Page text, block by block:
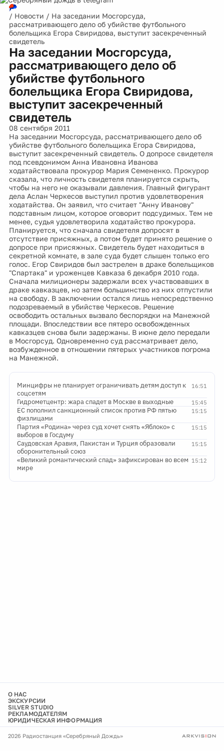
/ Новости / На заседании Мосгорсуда,
рассматривающего дело об убийстве футбольного
болельщика Егора Свиридова, выступит засекреченный
свидетель
На заседании Мосгорсуда,
рассматривающего дело об
убийстве футбольного
болельщика Егора Свиридова,
выступит засекреченный
свидетель
08 сентября 2011
На заседании Мосгорсуда, рассматривающего дело об
убийстве футбольного болельщика Егора Свиридова,
выступит засекреченный свидетель. О допросе свидетеля
под псевдонимом Анна Ивановна Иванова
ходатайствовала прокурор Мария Семененко. Прокурор
сказала, что личность свидетеля планируется скрыть,
чтобы на него не оказывали давления. Главный фигурант
дела Аслан Черкесов выступил против удовлетворения
ходатайства. Он заявил, что считает "Анну Иванову"
подставным лицом, которое оговорит подсудимых. Тем не
менее, судья удовлетворила ходатайство прокурора.
Планируется, что сначала свидетеля допросят в
отсутствие присяжных, а потом будет принято решение о
допросе при присяжных. Свидетель будет находиться в
секретной комнате, в зале суда будет слышен только его
голос. Егор Свиридов был застрелен в драке болельщиков
"Спартака" и уроженцев Кавказа 6 декабря 2010 года.
Сначала милиционеры задержали всех участвовавших в
драке кавказцев, но затем большинство из них отпустили
на свободу. В заключении остался лишь непосредственно
подозреваемый в убийстве Черкесов. Решение
освободить остальных вызвало беспорядки на Манежной
площади. Впоследствии все пятеро освобожденных
кавказцев снова были задержаны. В июне дело передали
в Мосгорсуд. Одновременно суд рассматривает дело,
возбужденное в отношении пятерых участников погрома
на Манежной.
16:51
Минцифры не планирует ограничивать детям доступ к
соцсетям
15:45
Гидрометцентр: жара спадет в Москве в выходные
15:15
ЕС пополнил санкционный список против РФ пятью
физлицами
15:15
Партия «Родина» через суд хочет снять «Яблоко» с
выборов в Госдуму
15:15
Саудовская Аравия, Пакистан и Турция образовали
оборонительный союз
15:12
«Великий романтический спад» зафиксирован во всем
мире
О НАС
ЭКСКУРСИИ
SILVER STUDIO
РЕКЛАМОДАТЕЛЯМ
ЮРИДИЧЕСКАЯ ИНФОРМАЦИЯ
2026 Радиостанция «Серебряный Дождь»